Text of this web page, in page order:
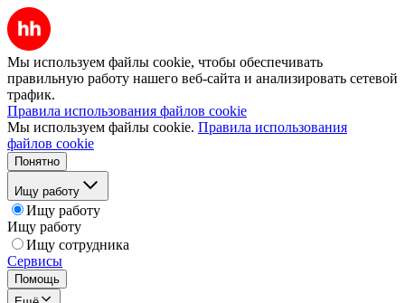
Мы используем файлы cookie, чтобы обеспечивать
правильную работу нашего веб-сайта и анализировать сетевой
трафик.
Правила использования файлов cookie
Мы используем файлы cookie. Правила использования
файлов cookie
Понятно
Ищу работу
Ищу работу
Ищу работу
Ищу сотрудника
Сервисы
Помощь